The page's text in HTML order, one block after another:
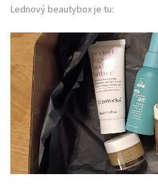
Lednový beautybox je tu: